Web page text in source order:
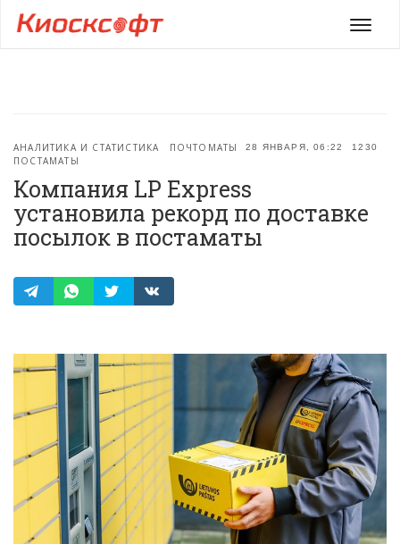
Меню
28 ЯНВАРЯ, 06:22 1230
АНАЛИТИКА И СТАТИСТИКА
ПОЧТОМАТЫ
ПОСТАМАТЫ
Компания LP Express
установила рекорд по доставке
посылок в постаматы